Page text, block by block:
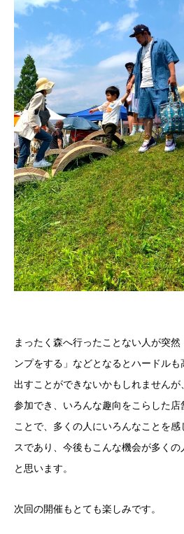
まったく森へ行ったことない人が突
ンプをする」などとなるとハードル
出すことができないかもしれません
参加でき、いろんな趣向をこらした
ことで、多くの人にいろんなことを
スであり、今後もこんな機会が多く
と思います。
次回の開催もとても楽しみです。